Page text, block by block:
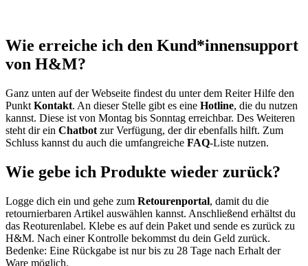
Wie erreiche ich den Kund*innensupport
von H&M?
Ganz unten auf der Webseite findest du unter dem Reiter Hilfe den
Punkt Kontakt. An dieser Stelle gibt es eine Hotline, die du nutzen
kannst. Diese ist von Montag bis Sonntag erreichbar. Des Weiteren
steht dir ein Chatbot zur Verfügung, der dir ebenfalls hilft. Zum
Schluss kannst du auch die umfangreiche FAQ-Liste nutzen.
Wie gebe ich Produkte wieder zurück?
Logge dich ein und gehe zum Retourenportal, damit du die
retournierbaren Artikel auswählen kannst. Anschließend erhältst du
das Reoturenlabel. Klebe es auf dein Paket und sende es zurück zu
H&M. Nach einer Kontrolle bekommst du dein Geld zurück.
Bedenke: Eine Rückgabe ist nur bis zu 28 Tage nach Erhalt der
Ware möglich.